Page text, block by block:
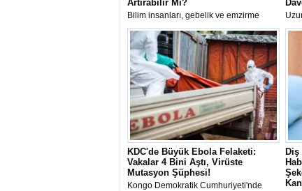
Artırabilir Mi?
Bilim insanları, gebelik ve emzirme
dönemindeki hormonal değişimlerin
kadınların uzun vadeli sağlığı ve
biyolojik dayanıklılığı üzerinde koruyucu
etkiler yaratabileceğini öne süren yeni
bir teori geliştirdi.
KDC'de Büyük Ebola Felaketi:
Vakalar 4 Bini Aştı, Virüste
Mutasyon Şüphesi!
Kongo Demokratik Cumhuriyeti'nde
Diş